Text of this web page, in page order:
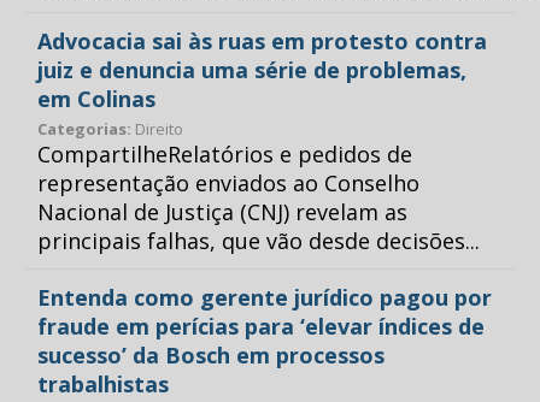
Advocacia sai às ruas em protesto contra
juiz e denuncia uma série de problemas,
em Colinas
Categorias: Direito
CompartilheRelatórios e pedidos de
representação enviados ao Conselho
Nacional de Justiça (CNJ) revelam as
principais falhas, que vão desde decisões...
Entenda como gerente jurídico pagou por
fraude em perícias para ‘elevar índices de
sucesso’ da Bosch em processos
trabalhistas